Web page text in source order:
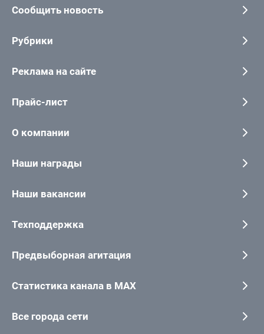
Сообщить новость
Рубрики
Реклама на сайте
Прайс-лист
О компании
Наши награды
Наши вакансии
Техподдержка
Предвыборная агитация
Статистика канала в MAX
Все города сети